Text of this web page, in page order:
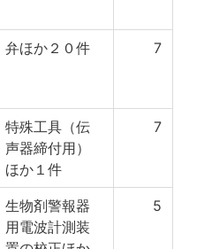
弁ほか２０件 7
特殊工具（伝
声器締付用）
ほか１件
7
生物剤警報器
用電波計測装
5